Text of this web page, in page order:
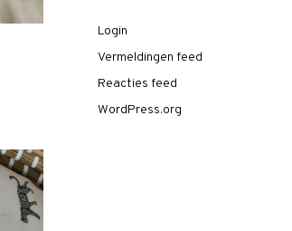
Login
Vermeldingen feed
Reacties feed
WordPress.org